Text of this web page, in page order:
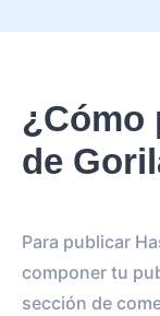
¿Cómo
de
Para publicar
componer tu
sección de